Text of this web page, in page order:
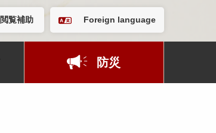
閲覧補助 Foreign language
防災